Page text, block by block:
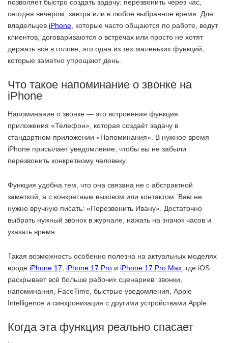
позволяет быстро создать задачу: перезвонить через час,
сегодня вечером, завтра или в любое выбранное время. Для
владельцев iPhone , которые часто общаются по работе, ведут
клиентов, договариваются о встречах или просто не хотят
держать всё в голове, это одна из тех маленьких функций,
которые заметно упрощают день.
Что такое напоминание о звонке на
iPhone
Напоминание о звонке — это встроенная функция
приложения «Телефон», которая создаёт задачу в
стандартном приложении «Напоминания». В нужное время
iPhone присылает уведомление, чтобы вы не забыли
перезвонить конкретному человеку.
Функция удобна тем, что она связана не с абстрактной
заметкой, а с конкретным вызовом или контактом. Вам не
нужно вручную писать: «Перезвонить Ивану». Достаточно
выбрать нужный звонок в журнале, нажать на значок часов и
указать время.
Такая возможность особенно полезна на актуальных моделях
вроде iPhone 17 iPhone 17 Pro и iPhone 17 Pro Max , где iOS
раскрывает всё больше рабочих сценариев: звонки,
напоминания, FaceTime, быстрые уведомления, Apple
Intelligence и синхронизация с другими устройствами Apple.
Когда эта функция реально спасает